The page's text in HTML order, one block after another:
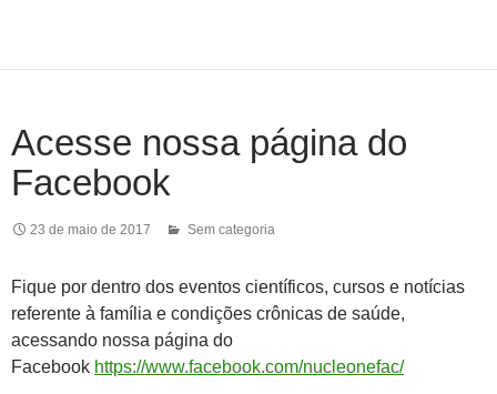
Acesse nossa página do
Facebook
23 de maio de 2017 Sem categoria
Fique por dentro dos eventos científicos, cursos e notícias
referente à família e condições crônicas de saúde,
acessando nossa página do
Facebook https://www.facebook.com/nucleonefac/